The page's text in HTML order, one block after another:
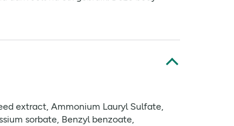
extract, Ammonium Lauryl Sulfate,
sorbate, Benzyl benzoate,